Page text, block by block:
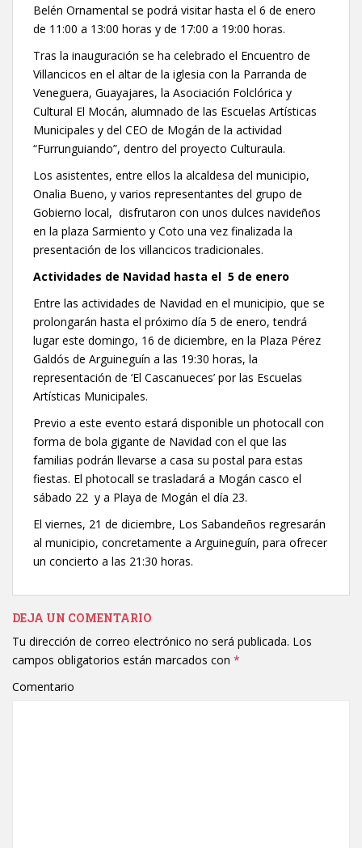
Belén Ornamental se podrá visitar hasta el 6 de enero
de 11:00 a 13:00 horas y de 17:00 a 19:00 horas.
Tras la inauguración se ha celebrado el Encuentro de
Villancicos en el altar de la iglesia con la Parranda de
Veneguera, Guayajares, la Asociación Folclórica y
Cultural El Mocán, alumnado de las Escuelas Artísticas
Municipales y del CEO de Mogán de la actividad
“Furrunguiando”, dentro del proyecto Culturaula.
Los asistentes, entre ellos la alcaldesa del municipio,
Onalia Bueno, y varios representantes del grupo de
Gobierno local, disfrutaron con unos dulces navideños
en la plaza Sarmiento y Coto una vez finalizada la
presentación de los villancicos tradicionales.
Actividades de Navidad hasta el 5 de enero
Entre las actividades de Navidad en el municipio, que se
prolongarán hasta el próximo día 5 de enero, tendrá
lugar este domingo, 16 de diciembre, en la Plaza Pérez
Galdós de Arguineguín a las 19:30 horas, la
representación de ‘El Cascanueces’ por las Escuelas
Artísticas Municipales.
Previo a este evento estará disponible un photocall con
forma de bola gigante de Navidad con el que las
familias podrán llevarse a casa su postal para estas
fiestas. El photocall se trasladará a Mogán casco el
sábado 22 y a Playa de Mogán el día 23.
El viernes, 21 de diciembre, Los Sabandeños regresarán
al municipio, concretamente a Arguineguín, para ofrecer
un concierto a las 21:30 horas.
DEJA UN COMENTARIO
Tu dirección de correo electrónico no será publicada. Los
campos obligatorios están marcados con *
Comentario